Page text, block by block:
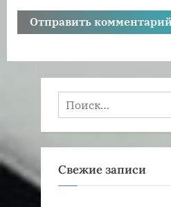
Найти:
Свежие записи